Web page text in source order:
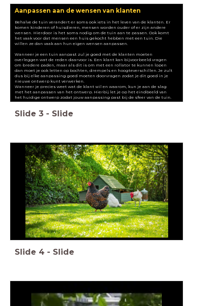
Aanpassen aan de wensen van klanten
Behalve de tuin verandert er soms ook iets in het leven van de klanten. Er
komen kinderen of huisdieren, mensen worden ouder of er zijn andere
wensen. Hierdoor is het soms nodig om de tuin aan te passen. Ook komt
het vaak voor dat mensen een huis gekocht hebben met een tuin. Die
willen ze dan vaak aan hun eigen wensen aanpassen.
Wanneer je een tuin aanpast zul je goed met de klanten moeten
overleggen wat de reden daarvoor is. Een klant kan bijvoorbeeld vragen
om bredere paden, maar als dit is om met een rollator te kunnen lopen
dan moet je ook letten op bochten, drempels en hoogteverschillen. Je zult
dus bij elke aanpassing goed moeten doorvragen zodat je dit goed in je
nieuwe ontwerp kunt verwerken.
Wanneer je precies weet wat de klant wil en waarom, kun je aan de slag
met het aanpassen van het ontwerp. Hierbij let je op het eindbeeld van
het huidige ontwerp zodat jouw aanpassing past bij de sfeer van de tuin.
Slide 3 - Slide
Slide 4 - Slide